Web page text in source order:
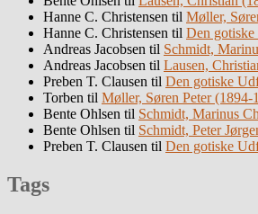
Hanne C. Christensen til Møller,
Hanne C. Christensen til Den
Andreas Jacobsen til Schmidt,
Andreas Jacobsen til Lausen,
Preben T. Clausen til Den gotiske
Torben til Møller, Søren Peter (1894-
Bente Ohlsen til Schmidt, Marinus
Bente Ohlsen til Schmidt, Peter
Preben T. Clausen til Den gotiske
Tags